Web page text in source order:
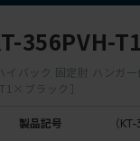
356PVH-
イバック 固定肘 ハンガ
ブラック］
製品記号 （